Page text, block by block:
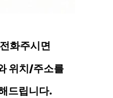
화주시면
위치/주소를
드립니다.